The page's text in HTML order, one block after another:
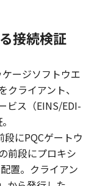
接続検証
ージソフトウエ
ライアント、
ビス（EINS/EDI-
にPQCゲートウ
前段にプロキシ
置。クライアン